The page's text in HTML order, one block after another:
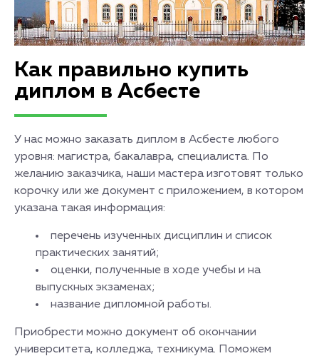
Как правильно купить
диплом в Асбесте
У нас можно заказать диплом в Асбесте любого
уровня: магистра, бакалавра, специалиста. По
желанию заказчика, наши мастера изготовят только
корочку или же документ с приложением, в котором
указана такая информация:
перечень изученных дисциплин и список
практических занятий;
оценки, полученные в ходе учебы и на
выпускных экзаменах;
название дипломной работы.
Приобрести можно документ об окончании
университета, колледжа, техникума. Поможем